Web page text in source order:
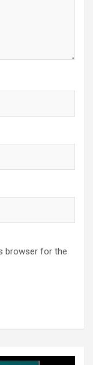
browser for the